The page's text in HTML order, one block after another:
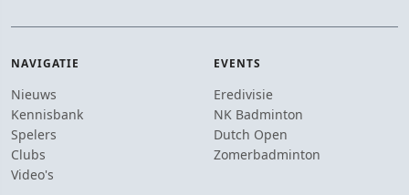
NAVIGATIE
Nieuws
Kennisbank
Spelers
Clubs
Video's
EVENTS
Eredivisie
NK Badminton
Dutch Open
Zomerbadminton